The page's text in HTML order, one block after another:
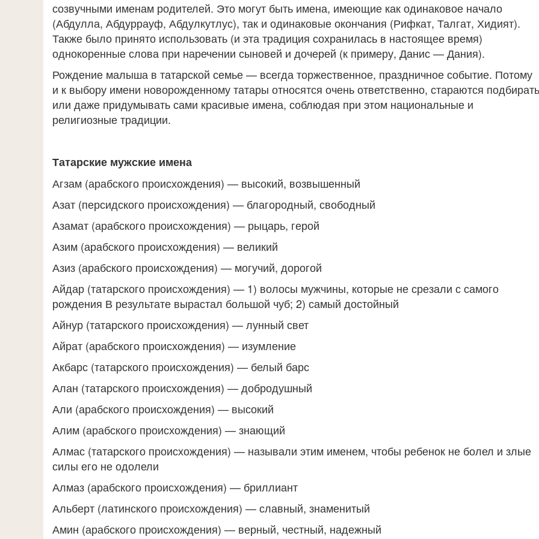
созвучными именам родителей. Это могут быть имена, имеющие как одинаковое начало
(Абдулла, Абдуррауф, Абдулкутлус), так и одинаковые окончания (Рифкат, Талгат, Хидият).
Также было принято использовать (и эта традиция сохранилась в настоящее время)
однокоренные слова при наречении сыновей и дочерей (к примеру, Данис — Дания).
Рождение малыша в татарской семье — всегда торжественное, праздничное событие. Потому
и к выбору имени новорожденному татары относятся очень ответственно, стараются подбирать
или даже придумывать сами красивые имена, соблюдая при этом национальные и
религиозные традиции.
Татарские мужские имена
Агзам (арабского происхождения) — высокий, возвышенный
Азат (персидского происхождения) — благородный, свободный
Азамат (арабского происхождения) — рыцарь, герой
Азим (арабского происхождения) — великий
Азиз (арабского происхождения) — могучий, дорогой
Айдар (татарского происхождения) — 1) волосы мужчины, которые не срезали с самого
рождения В результате вырастал большой чуб; 2) самый достойный
Айнур (татарского происхождения) — лунный свет
Айрат (арабского происхождения) — изумление
Акбарс (татарского происхождения) — белый барс
Алан (татарского происхождения) — добродушный
Али (арабского происхождения) — высокий
Алим (арабского происхождения) — знающий
Алмас (татарского происхождения) — называли этим именем, чтобы ребенок не болел и злые
силы его не одолели
Алмаз (арабского происхождения) — бриллиант
Альберт (латинского происхождения) — славный, знаменитый
Амин (арабского происхождения) — верный, честный, надежный